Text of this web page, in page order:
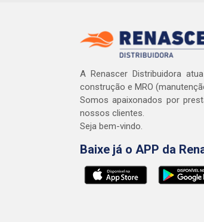
A Renascer Distribuidora
construção e MRO
Somos apaixonados por
nossos clientes.
Seja bem-vindo.
Baixe já o APP da